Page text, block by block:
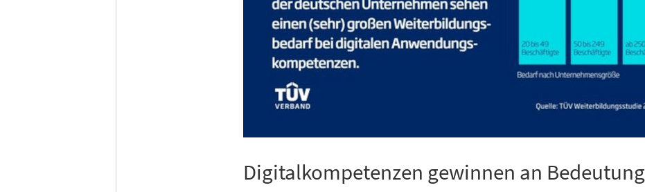
Digitalkompetenzen gewinnen an Bedeutung